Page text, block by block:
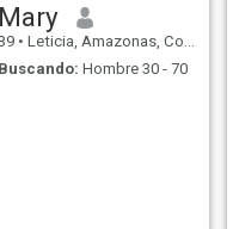
Mary
• Leticia, Amazonas, Colombia
Buscando: Hombre 30 - 70